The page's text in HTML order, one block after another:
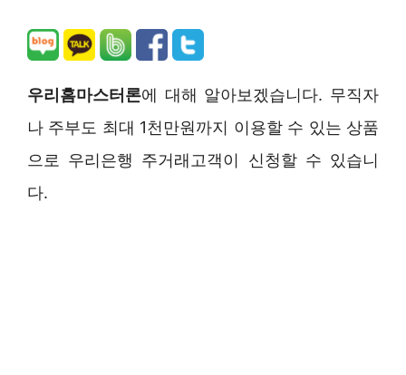
우리홈마스터론에 대해 알아보겠습니다. 무직자
나 주부도 최대 1천만원까지 이용할 수 있는 상품
으로 우리은행 주거래고객이 신청할 수 있습니
다.